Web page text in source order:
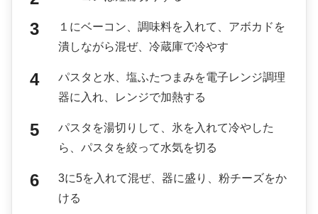
１にベーコン、調味料を入れて、アボカドを
潰しながら混ぜ、冷蔵庫で冷やす
パスタと水、塩ふたつまみを電子レンジ調理
器に入れ、レンジで加熱する
パスタを湯切りして、氷を入れて冷やした
ら、パスタを絞って水気を切る
3に5を入れて混ぜ、器に盛り、粉チーズをか
ける